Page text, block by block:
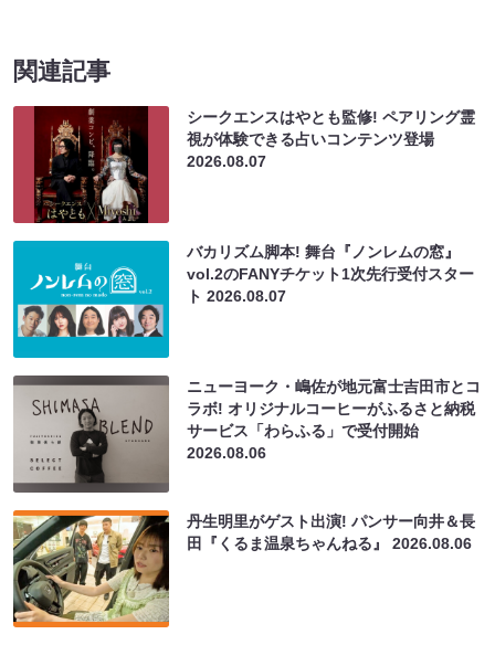
関連記事
シークエンスはやとも監修! ペアリング霊
視が体験できる占いコンテンツ登場
2026.08.07
バカリズム脚本! 舞台『ノンレムの窓』
vol.2のFANYチケット1次先行受付スター
ト2026.08.07
ニューヨーク・嶋佐が地元富士吉田市とコ
ラボ! オリジナルコーヒーがふるさと納税
サービス「わらふる」で受付開始
2026.08.06
丹生明里がゲスト出演! パンサー向井＆長
田『くるま温泉ちゃんねる』2026.08.06